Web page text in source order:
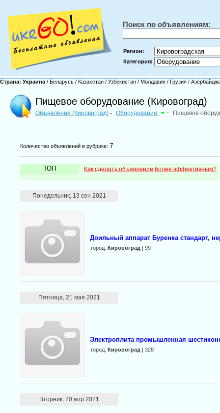
Поиск по объявлениям:
Регион:
Категория:
Страна: Украина / Беларусь / Казахстан / Узбекистан / Молдавия / Грузия /
Пищевое оборудование (Кировоград)
Объявления (Кировоград) - Оборудование - Пищевое
Количество объявлений в рубрике: 7
ТОП Как сделать объявление более эффективным?
Понедельник, 13 сен 2021
Доильный аппарат Буренка стандарт,
город: Кировоград | 99
Пятница, 21 мая 2021
Электроплита промышленная
город: Кировоград | 328
Вторник, 20 апр 2021